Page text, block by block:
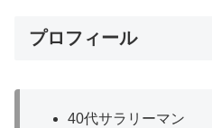
プロフィール
40代サラリーマン